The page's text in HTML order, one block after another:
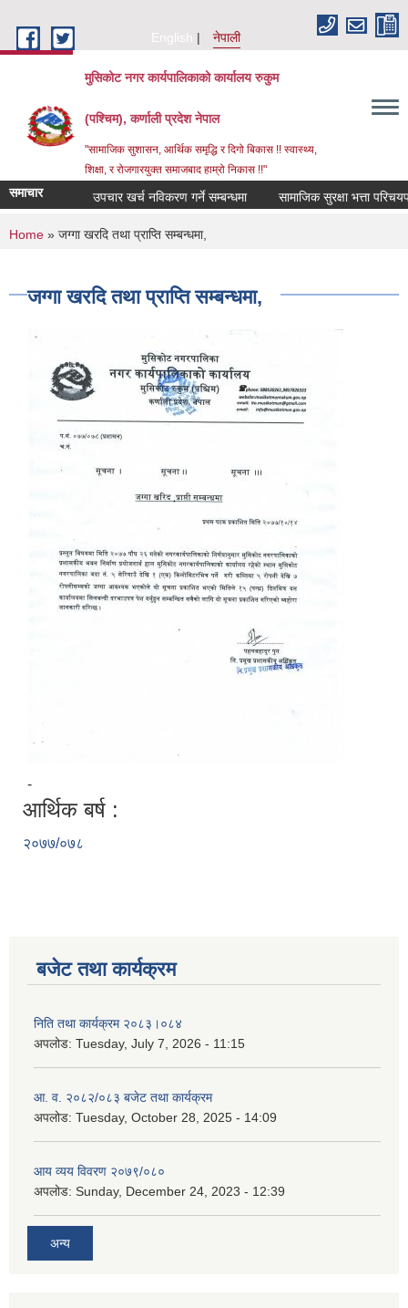
English
नेपाली
मुसिकोट नगर कार्यपालिकाको कार्यालय रुकुम
(पश्चिम), कर्णाली प्रदेश नेपाल
"सामाजिक सुशासन, आर्थिक समृद्धि र दिगो बिकास !! स्वास्थ्य,
शिक्षा, र रोजगारयुक्त समाजबाद हाम्रो निकास !!"
समाचार उपचार खर्च नविकरण गर्ने सम्बन्धमा
You are here
Home » जग्गा खरदि तथा प्राप्ति सम्बन्धमा,
जग्गा खरदि तथा प्राप्ति सम्बन्धमा,
-
आर्थिक बर्ष :
२०७७/०७८
बजेट तथा कार्यक्रम
निति तथा कार्यक्रम २०८३।०८४
अपलोड: Tuesday, July 7, 2026 - 11:15
आ. व. २०८२/०८३ बजेट तथा कार्यक्रम
अपलोड: Tuesday, October 28, 2025 - 14:09
आय व्यय विवरण २०७९/०८०
अपलोड: Sunday, December 24, 2023 - 12:39
अन्य